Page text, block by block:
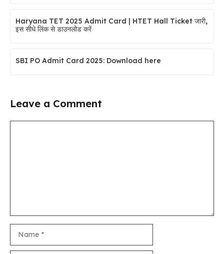
Haryana TET 2025 Admit Card | HTET Hall Ticket जारी,
इस सीधे लिंक से डाउनलोड करें
SBI PO Admit Card 2025: Download here
Leave a Comment